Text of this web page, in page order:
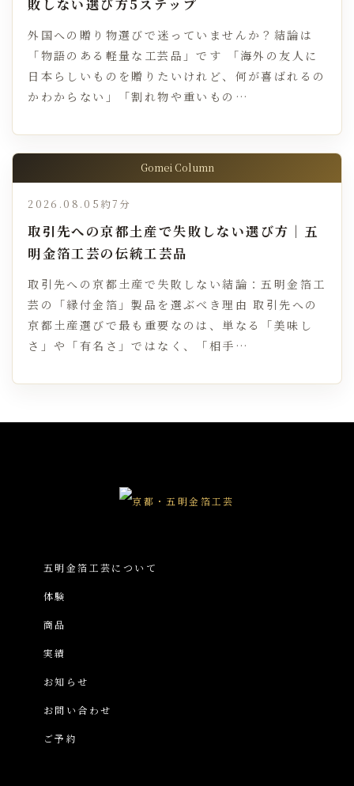
敗しない選び方5ステップ
外国への贈り物選びで迷っていませんか？結論は
「物語のある軽量な工芸品」です 「海外の友人に
日本らしいものを贈りたいけれど、何が喜ばれるの
かわからない」「割れ物や重いもの…
Gomei Column
2026.08.05 約7分
取引先への京都土産で失敗しない選び方｜五
明金箔工芸の伝統工芸品
取引先への京都土産で失敗しない結論：五明金箔工
芸の「縁付金箔」製品を選ぶべき理由 取引先への
京都土産選びで最も重要なのは、単なる「美味し
さ」や「有名さ」ではなく、「相手…
五明金箔工芸について
体験
商品
実績
お知らせ
お問い合わせ
ご予約